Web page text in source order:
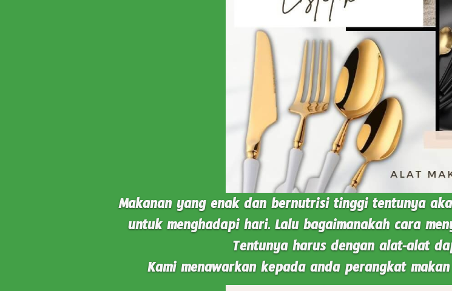
Makanan yang enak dan bernutrisi tinggi tentunya
untuk menghadapi hari. Lalu bagaimanakah cara
Tentunya harus dengan alat-alat
Kami menawarkan kepada anda perangkat